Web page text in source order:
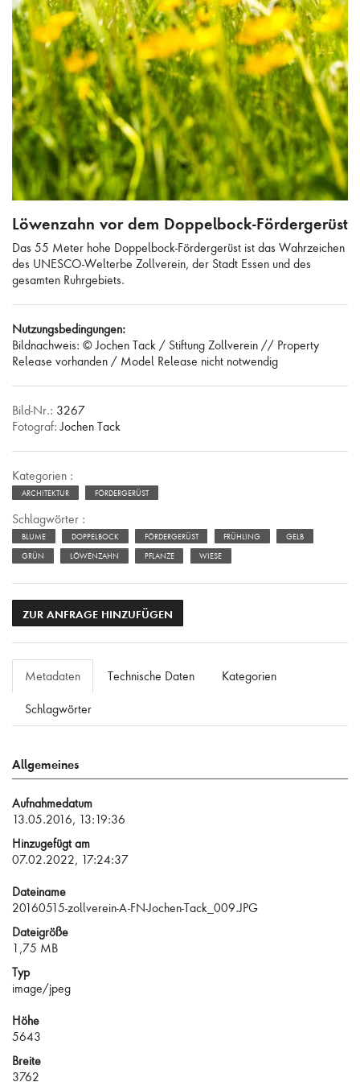
Löwenzahn vor dem Doppelbock-Fördergerüst
Das 55 Meter hohe Doppelbock-Fördergerüst ist das Wahrzeichen
des UNESCO-Welterbe Zollverein, der Stadt Essen und des
gesamten Ruhrgebiets.
Nutzungsbedingungen:
Bildnachweis: © Jochen Tack / Stiftung Zollverein // Property
Release vorhanden / Model Release nicht notwendig
Bild-Nr.: 3267
Fotograf: Jochen Tack
Kategorien :
ARCHITEKTUR FÖRDERGERÜST
Schlagwörter :
BLUME DOPPELBOCK FÖRDERGERÜST FRÜHLING GELB
GRÜN LÖWENZAHN PFLANZE WIESE
ZUR ANFRAGE HINZUFÜGEN
Metadaten Technische Daten Kategorien
Schlagwörter
Allgemeines
Aufnahmedatum
13.05.2016, 13:19:36
Hinzugefügt am
07.02.2022, 17:24:37
Dateiname
20160515-zollverein-A-FN-Jochen-Tack_009.JPG
Dateigröße
1,75 MB
Typ
image/jpeg
Höhe
5643
Breite
3762